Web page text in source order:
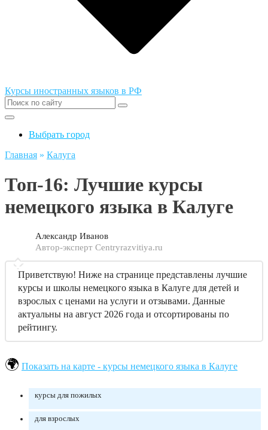
Курсы иностранных языков в РФ
Выбрать город
Главная » Калуга
Топ-16: Лучшие курсы
немецкого языка в Калуге
Александр Иванов
Автор-эксперт Centryrazvitiya.ru
Приветствую! Ниже на странице представлены лучшие
курсы и школы немецкого языка в Калуге для детей и
взрослых с ценами на услуги и отзывами. Данные
актуальны на август 2026 года и отсортированы по
рейтингу.
Показать на карте - курсы немецкого языка в Калуге
курсы для пожилых
для взрослых